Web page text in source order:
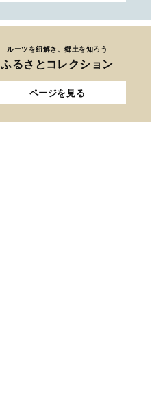
ルーツを紐解き、郷土を知ろう
ふるさとコレクション
ページを見る